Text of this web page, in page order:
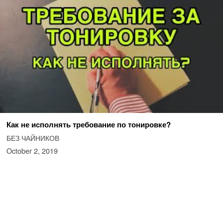
Как не исполнять требование по тонировке?
БЕЗ ЧАЙНИКОВ
October 2, 2019